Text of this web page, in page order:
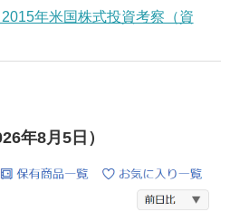
2015年米国株式投資考察（資
年8月5日）